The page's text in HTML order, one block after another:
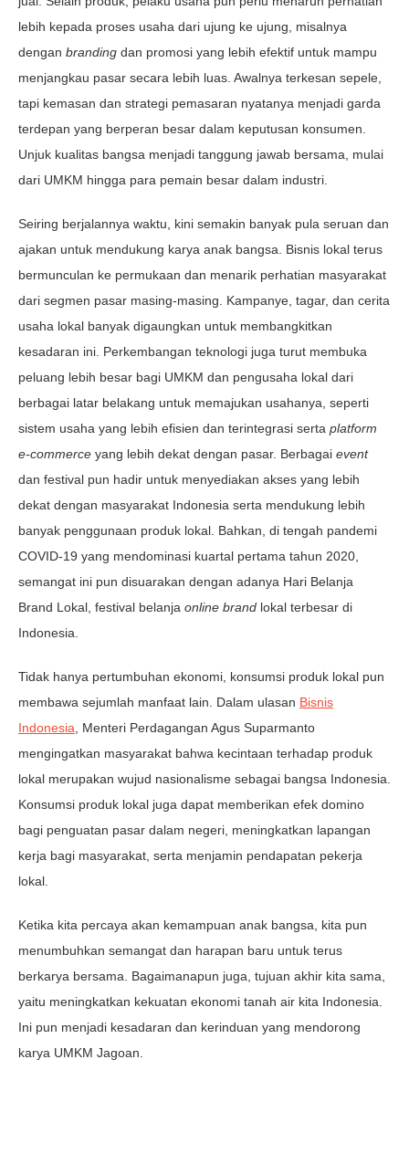
lebih kepada proses usaha dari ujung ke ujung, misalnya
dengan branding dan promosi yang lebih efektif untuk mampu
menjangkau pasar secara lebih luas. Awalnya terkesan sepele,
tapi kemasan dan strategi pemasaran nyatanya menjadi garda
terdepan yang berperan besar dalam keputusan konsumen.
Unjuk kualitas bangsa menjadi tanggung jawab bersama, mulai
dari UMKM hingga para pemain besar dalam industri.
Seiring berjalannya waktu, kini semakin banyak pula seruan dan
ajakan untuk mendukung karya anak bangsa. Bisnis lokal terus
bermunculan ke permukaan dan menarik perhatian masyarakat
dari segmen pasar masing-masing. Kampanye, tagar, dan cerita
usaha lokal banyak digaungkan untuk membangkitkan
kesadaran ini. Perkembangan teknologi juga turut membuka
peluang lebih besar bagi UMKM dan pengusaha lokal dari
berbagai latar belakang untuk memajukan usahanya, seperti
sistem usaha yang lebih efisien dan terintegrasi serta platform
e-commerce yang lebih dekat dengan pasar. Berbagai event
dan festival pun hadir untuk menyediakan akses yang lebih
dekat dengan masyarakat Indonesia serta mendukung lebih
banyak penggunaan produk lokal. Bahkan, di tengah pandemi
COVID-19 yang mendominasi kuartal pertama tahun 2020,
semangat ini pun disuarakan dengan adanya Hari Belanja
Brand Lokal, festival belanja online brand lokal terbesar di
Indonesia.
Tidak hanya pertumbuhan ekonomi, konsumsi produk lokal pun
membawa sejumlah manfaat lain. Dalam ulasan Bisnis
Indonesia, Menteri Perdagangan Agus Suparmanto
mengingatkan masyarakat bahwa kecintaan terhadap produk
lokal merupakan wujud nasionalisme sebagai bangsa Indonesia.
Konsumsi produk lokal juga dapat memberikan efek domino
bagi penguatan pasar dalam negeri, meningkatkan lapangan
kerja bagi masyarakat, serta menjamin pendapatan pekerja
lokal.
Ketika kita percaya akan kemampuan anak bangsa, kita pun
menumbuhkan semangat dan harapan baru untuk terus
berkarya bersama. Bagaimanapun juga, tujuan akhir kita sama,
yaitu meningkatkan kekuatan ekonomi tanah air kita Indonesia.
Ini pun menjadi kesadaran dan kerinduan yang mendorong
karya UMKM Jagoan.